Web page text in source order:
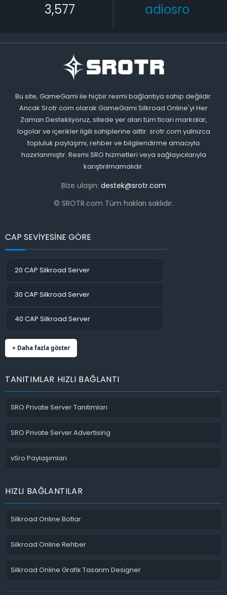
3,577 adiosro
Bu site, GameGami ile hiçbir resmi bağlantıya sahip değildir.
Ancak Srotr.com olarak GameGami Silkroad Online'yi Her
Zaman Destekliyoruz, sitede yer alan tüm ticari markalar,
logolar ve içerikler ilgili sahiplerine aittir. srotr.com yalnızca
topluluk paylaşımı, rehber ve bilgilendirme amacıyla
hazırlanmıştır. Resmi SRO hizmetleri veya sağlayıcılarıyla
karıştırılmamalıdır.
Bize ulaşın: destek@srotr.com
© SROTR.com Tüm hakları saklıdır.
CAP SEVİYESİNE GÖRE
20 CAP Silkroad Server
30 CAP Silkroad Server
40 CAP Silkroad Server
+ Daha fazla göster
TANITIMLAR HIZLI BAĞLANTI
SRO Private Server Tanıtımları
SRO Private Server Advertising
vSro Paylaşımları
HIZLI BAĞLANTILAR
Silkroad Online Botlar
Silkroad Online Rehber
Silkroad Online Grafik Tasarım Designer